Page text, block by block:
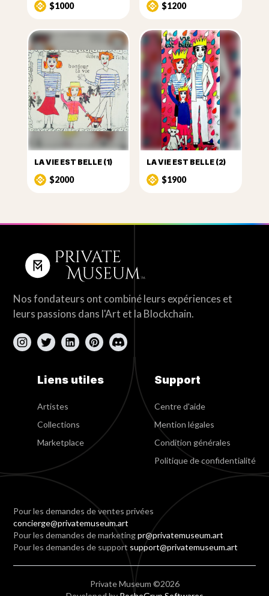
$1000 $1200
LA VIE EST BELLE (1)
$2000
LA VIE EST BELLE (2)
$1900
Nos fondateurs ont combiné leurs expériences et
leurs passions dans l'Art et la Blockchain.
Liens utiles
Artistes
Collections
Marketplace
Support
Centre d'aide
Mention légales
Condition générales
Politique de confidentialité
Pour les demandes de ventes privées
concierge@privatemuseum.art
Pour les demandes de marketingpr@privatemuseum.art
Pour les demandes de support support@privatemuseum.art
Private Museum ©2026